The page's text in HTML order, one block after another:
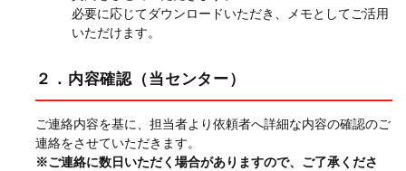
必要に応じてダウンロードいただき、メモとしてご活用
いただけます。
２．内容確認（当センター）
ご連絡内容を基に、担当者より依頼者へ詳細な内容の確認のご
連絡をさせていただきます。
※ご連絡に数日いただく場合がありますので、ご了承くださ